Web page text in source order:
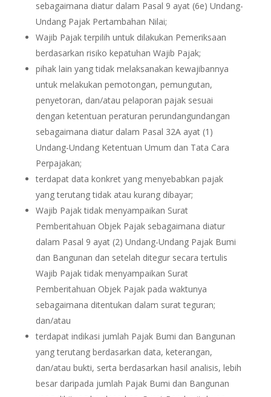
sebagaimana diatur dalam Pasal 9 ayat (6e) Undang-
Undang Pajak Pertambahan Nilai;
Wajib Pajak terpilih untuk dilakukan Pemeriksaan
berdasarkan risiko kepatuhan Wajib Pajak;
pihak lain yang tidak melaksanakan kewajibannya
untuk melakukan pemotongan, pemungutan,
penyetoran, dan/atau pelaporan pajak sesuai
dengan ketentuan peraturan perundangundangan
sebagaimana diatur dalam Pasal 32A ayat (1)
Undang-Undang Ketentuan Umum dan Tata Cara
Perpajakan;
terdapat data konkret yang menyebabkan pajak
yang terutang tidak atau kurang dibayar;
Wajib Pajak tidak menyampaikan Surat
Pemberitahuan Objek Pajak sebagaimana diatur
dalam Pasal 9 ayat (2) Undang-Undang Pajak Bumi
dan Bangunan dan setelah ditegur secara tertulis
Wajib Pajak tidak menyampaikan Surat
Pemberitahuan Objek Pajak pada waktunya
sebagaimana ditentukan dalam surat teguran;
dan/atau
terdapat indikasi jumlah Pajak Bumi dan Bangunan
yang terutang berdasarkan data, keterangan,
dan/atau bukti, serta berdasarkan hasil analisis, lebih
besar daripada jumlah Pajak Bumi dan Bangunan